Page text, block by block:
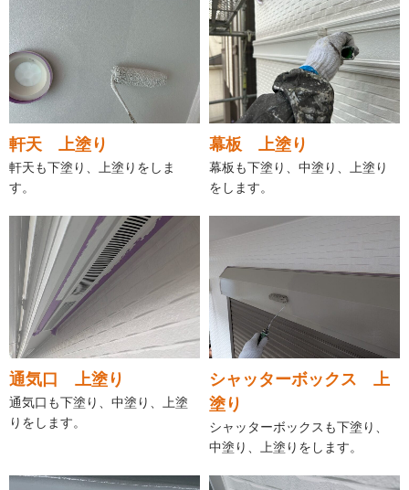
軒天 上塗り
軒天も下塗り、上塗りをしま
す。
幕板 上塗り
幕板も下塗り、中塗り、上塗り
をします。
通気口 上塗り
通気口も下塗り、中塗り、上塗
りをします。
シャッターボックス 上
塗り
シャッターボックスも下塗り、
中塗り、上塗りをします。